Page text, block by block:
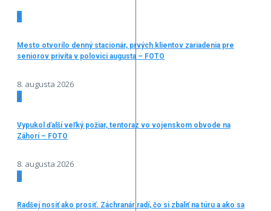
1
Mesto otvorilo denný stacionár, prvých klientov zariadenia pre
seniorov privíta v polovici augusta – FOTO
8. augusta 2026
2
Vypukol ďalší veľký požiar, tentoraz vo vojenskom obvode na
Záhorí – FOTO
8. augusta 2026
3
Radšej nosiť ako prosiť. Záchranár radí, čo si zbaliť na túru a ako sa